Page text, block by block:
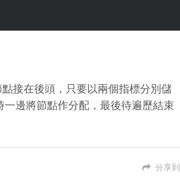
接在後頭，只要以兩個指標分別儲
邊將節點作分配，最後待遍歷結束
分享到